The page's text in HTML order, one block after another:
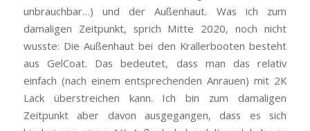
unbrauchbar…) und der Außenhaut. Was ich zum
damaligen Zeitpunkt, sprich Mitte 2020, noch nicht
wusste: Die Außenhaut bei den Krallerbooten besteht
aus GelCoat. Das bedeutet, dass man das relativ
einfach (nach einem entsprechenden Anrauen) mit 2K
Lack überstreichen kann. Ich bin zum damaligen
Zeitpunkt aber davon ausgegangen, dass es sich